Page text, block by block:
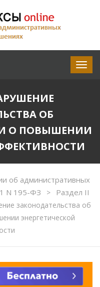
ОБ
О ПОВЫШЕНИИ
об административных
N 195-ФЗ
> Раздел II
законодательства об
энергетической